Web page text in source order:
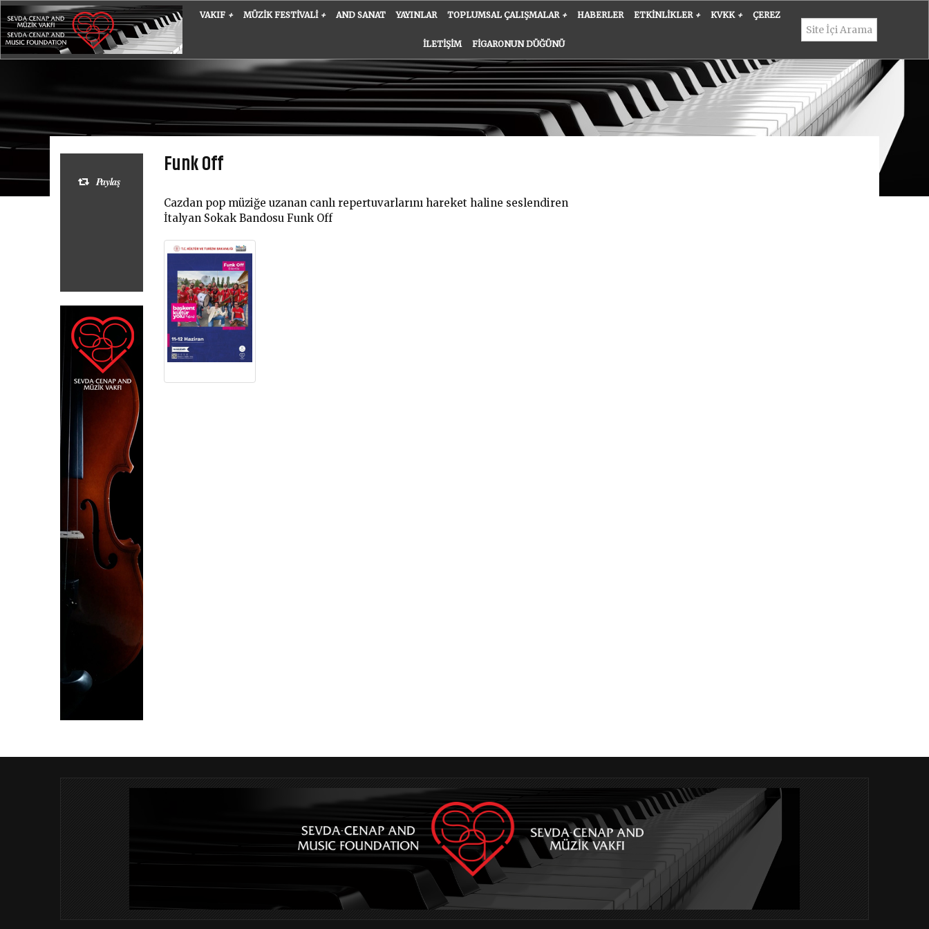
VAKIF + MÜZIK FESTIVALI + AND SANAT YAYINLAR TOPLUMSAL ÇALIŞMALAR + HABERLER ETKINLIKLER + KVKK + ÇEREZ
İLETIŞIM FIGARONUN DÜĞÜNÜ
Paylaş
Funk Off
Cazdan pop müziğe uzanan canlı repertuvarlarını hareket haline seslendiren
İtalyan Sokak Bandosu Funk Off